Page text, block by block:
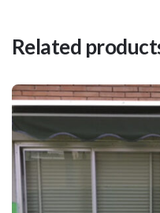
Finitura Liscia
Resistenza UV Buona
Impermeabilità
basici,
Gamma Colori Bianco,
Related